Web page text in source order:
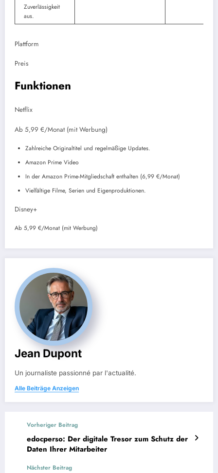
Zuverlässigkeit
aus.
Plattform
Preis
Funktionen
Netflix
Ab 5,99 €/Monat (mit Werbung)
Zahlreiche Originaltitel und regelmäßige Updates.
Amazon Prime Video
In der Amazon Prime-Mitgliedschaft enthalten (6,99 €/Monat)
Vielfältige Filme, Serien und Eigenproduktionen.
Disney+
Ab 5,99 €/Monat (mit Werbung)
Jean Dupont
Un journaliste passionné par l'actualité.
Alle Beiträge Anzeigen
Vorheriger Beitrag
edocperso: Der digitale Tresor zum Schutz der
Daten Ihrer Mitarbeiter
Nächster Beitrag